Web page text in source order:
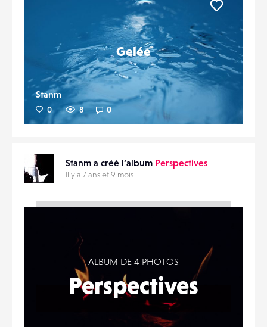
Gelée
Stanm
0 8 0
Stanm a créé l’album Perspectives
Il y a 7 ans et 9 mois
ALBUM DE 4 PHOTOS
Perspectives